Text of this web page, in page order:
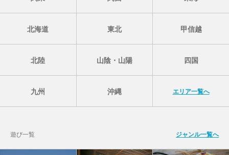
北海道 東北 甲信越
北陸 山陰・山陽 四国
九州 沖縄 エリア一覧へ
遊び一覧 ジャンル一覧へ